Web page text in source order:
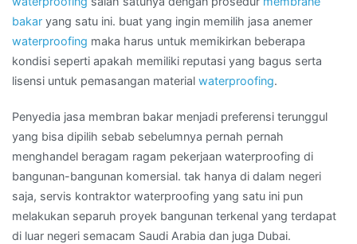
SRENGSENG
SAWAH
bakar yang satu ini. buat yang ingin memilih jasa anemer
waterproofing maka harus untuk memikirkan beberapa
kondisi seperti apakah memiliki reputasi yang bagus serta
lisensi untuk pemasangan material waterproofing.
Penyedia jasa membran bakar menjadi preferensi terunggul
yang bisa dipilih sebab sebelumnya pernah pernah
menghandel beragam ragam pekerjaan waterproofing di
bangunan-bangunan komersial. tak hanya di dalam negeri
saja, servis kontraktor waterproofing yang satu ini pun
melakukan separuh proyek bangunan terkenal yang terdapat
di luar negeri semacam Saudi Arabia dan juga Dubai.